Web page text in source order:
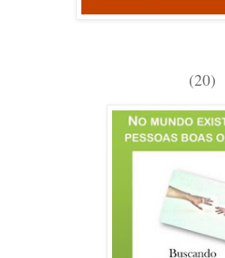
(20)